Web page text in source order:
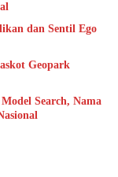
dan Sentil Ego
Geopark
Search, Nama